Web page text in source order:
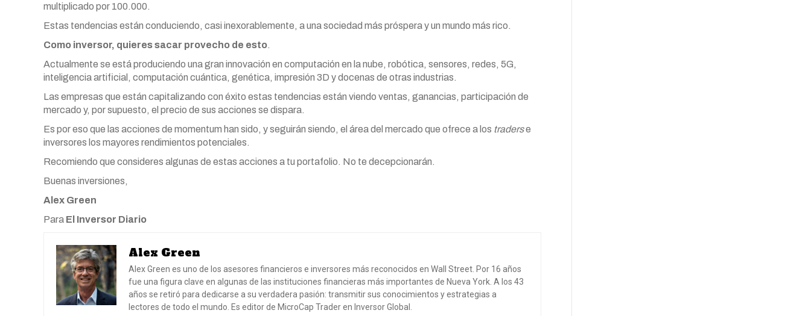
multiplicado por 100.000.
Estas tendencias están conduciendo, casi inexorablemente, a una sociedad más próspera y un mundo más rico.
Como inversor, quieres sacar provecho de esto.
Actualmente se está produciendo una gran innovación en computación en la nube, robótica, sensores, redes, 5G,
inteligencia artificial, computación cuántica, genética, impresión 3D y docenas de otras industrias.
Las empresas que están capitalizando con éxito estas tendencias están viendo ventas, ganancias, participación de
mercado y, por supuesto, el precio de sus acciones se dispara.
Es por eso que las acciones de momentum han sido, y seguirán siendo, el área del mercado que ofrece a los traderse
inversores los mayores rendimientos potenciales.
Recomiendo que consideres algunas de estas acciones a tu portafolio. No te decepcionarán.
Buenas inversiones,
Alex Green
Para El Inversor Diario
Alex Green
Alex Green es uno de los asesores financieros e inversores más reconocidos en Wall Street. Por 16 años
fue una figura clave en algunas de las instituciones financieras más importantes de Nueva York. A los 43
años se retiró para dedicarse a su verdadera pasión: transmitir sus conocimientos y estrategias a
lectores de todo el mundo. Es editor de MicroCap Trader en Inversor Global.